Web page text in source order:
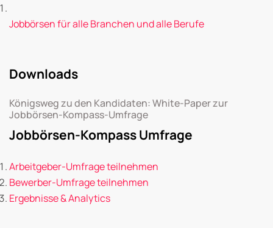
Jobbörsen für alle Branchen und alle Berufe
Downloads
Königsweg zu den Kandidaten: White-Paper zur
Jobbörsen-Kompass-Umfrage
Jobbörsen-Kompass Umfrage
Arbeitgeber-Umfrage teilnehmen
Bewerber-Umfrage teilnehmen
Ergebnisse & Analytics